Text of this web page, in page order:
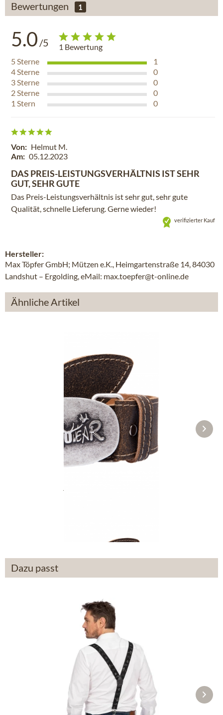
Bewertungen 1
5.0 /5 1 Bewertung
5Sterne
1
4Sterne
0
3Sterne
0
2Sterne
0
1 Stern 0
Von: Helmut M.
Am: 05.12.2023
DAS PREIS-LEISTUNGSVERHÄLTNIS IST SEHR
GUT, SEHR GUTE
Das Preis-Leistungsverhältnis ist sehr gut, sehr gute
Qualität, schnelle Lieferung. Gerne wieder!
verifizierter Kauf
Hersteller:
Max Töpfer GmbH; Mützen e.K., Heimgartenstraße 14, 84030
Landshut – Ergolding, eMail: max.toepfer@t-online.de
Ähnliche Artikel
Trachtengürtel 70926 braun
Dazu passt